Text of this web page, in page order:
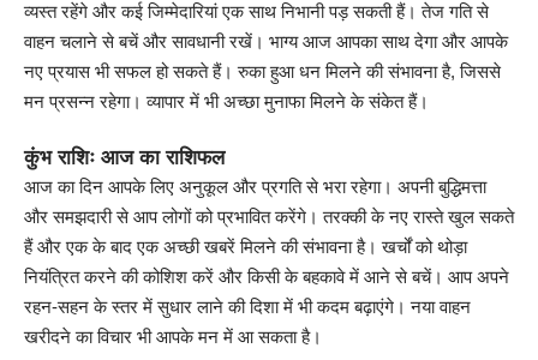
व्यस्त रहेंगे और कई जिम्मेदारियां एक साथ निभानी पड़ सकती हैं। तेज गति से
वाहन चलाने से बचें और सावधानी रखें। भाग्य आज आपका साथ देगा और आपके
नए प्रयास भी सफल हो सकते हैं। रुका हुआ धन मिलने की संभावना है, जिससे
मन प्रसन्न रहेगा। व्यापार में भी अच्छा मुनाफा मिलने के संकेत हैं।
कुंभ राशिः आज का राशिफल
आज का दिन आपके लिए अनुकूल और प्रगति से भरा रहेगा। अपनी बुद्धिमत्ता
और समझदारी से आप लोगों को प्रभावित करेंगे। तरक्की के नए रास्ते खुल सकते
हैं और एक के बाद एक अच्छी खबरें मिलने की संभावना है। खर्चों को थोड़ा
नियंत्रित करने की कोशिश करें और किसी के बहकावे में आने से बचें। आप अपने
रहन-सहन के स्तर में सुधार लाने की दिशा में भी कदम बढ़ाएंगे। नया वाहन
खरीदने का विचार भी आपके मन में आ सकता है।